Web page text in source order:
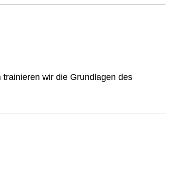
wir die Grundlagen des